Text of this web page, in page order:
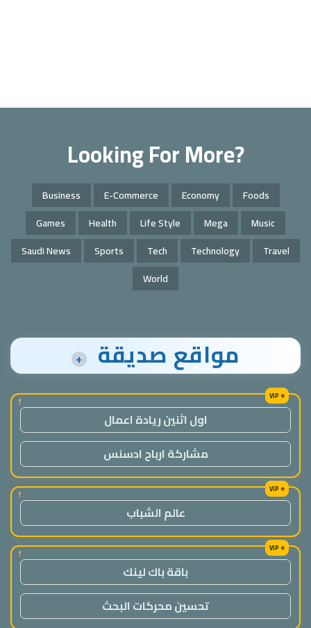
Looking For More?
Business E-Commerce Economy
Foods
Games
Health Life Style Mega
Music
Saudi News
Sports Tech Technology
Travel
World
مواقع صديقة +
!
اول اثنين ريادة اعمال
مشاركة ارباح ادسنس
!
عالم الشباب
!
باقة باك لينك
تحسين محركات البحث